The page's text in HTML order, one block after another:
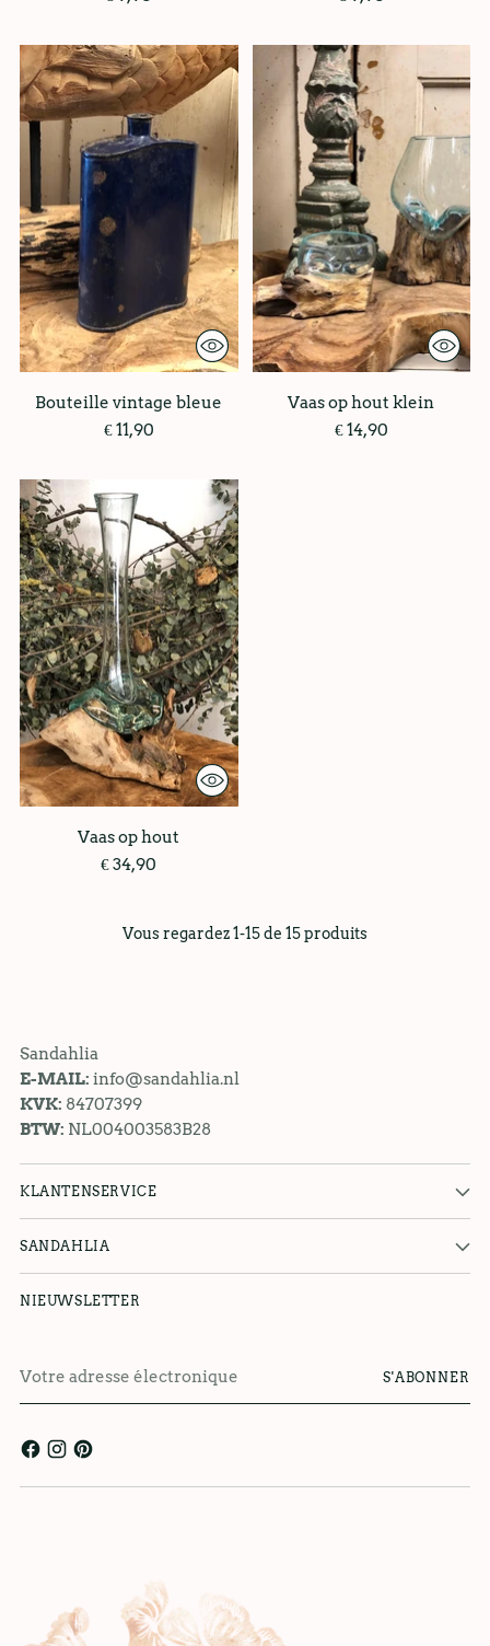
Bouteille vintage bleue
€ 11,90
Vaas op hout klein
€ 14,90
Vaas op hout
€ 34,90
Vous regardez 1-15 de 15 produits
Sandahlia
E-MAIL: info@sandahlia.nl
KVK: 84707399
BTW: NL004003583B28
KLANTENSERVICE
SANDAHLIA
NIEUWSLETTER
adresse
S'ABONNER